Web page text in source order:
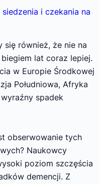
i czekania na
się również, że nie na
lat coraz lepiej.
w Europie Środkowej
Południowa, Afryka
spadek
obserwowanie tych
Naukowcy
poziom szczęścia
demencji. Z